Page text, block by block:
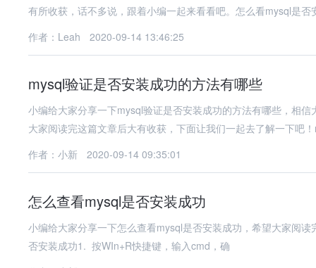
有所收获，话不多说，跟着小编一起来看看吧。怎么看mysql是否
作者：Leah
2020-09-14 13:46:25
mysql验证是否安装成功的方法有哪些
小编给大家分享一下mysql验证是否安装成功的方法有哪些，相
大家阅读完这篇文章后大有收获，下面让我们一起去了解一下吧
作者：小新
2020-09-14 09:35:01
怎么查看mysql是否安装成功
小编给大家分享一下怎么查看mysql是否安装成功，希望大家阅
否安装成功1. 按WIn+R快捷键，输入cmd，确